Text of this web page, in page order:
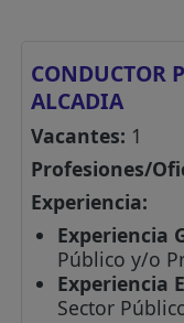
CONDUCTOR
ALCADIA
Vacantes: 1
Profesiones/
Experiencia:
Experiencia
Público y/o
Experiencia
Sector